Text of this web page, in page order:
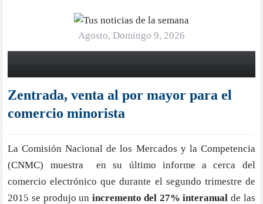
Agosto, Domingo 9, 2026
Zentrada, venta al por mayor para el
comercio minorista
La Comisión Nacional de los Mercados y la Competencia
(CNMC) muestra en su último informe a cerca del
comercio electrónico que durante el segundo trimestre de
2015 se produjo un incremento del 27% interanual de las